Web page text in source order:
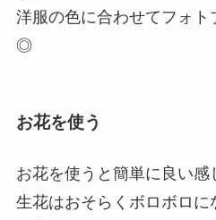
洋服の色に合わせてフォト
◎
お花を使う
お花を使うと簡単に良い感
生花はおそらくボロボロに